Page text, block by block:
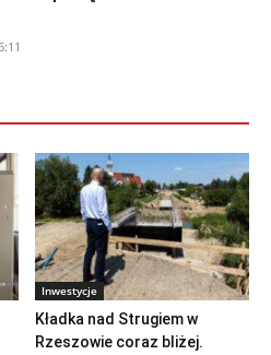
Inwestycje
Kładka nad Strugiem w
Rzeszowie coraz bliżej.